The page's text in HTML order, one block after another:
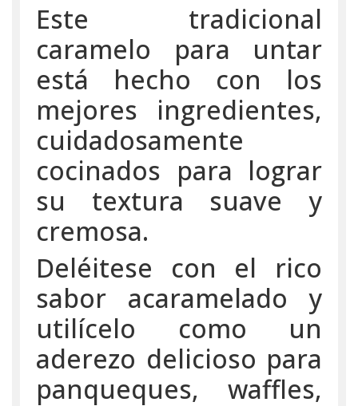
Este tradicional
caramelo para untar
está hecho con los
mejores ingredientes,
cuidadosamente
cocinados para lograr
su textura suave y
cremosa.
Deléitese con el rico
sabor acaramelado y
utilícelo como un
aderezo delicioso para
panqueques, waffles,